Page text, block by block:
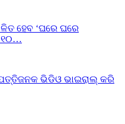
ହେବ ‘ଘରେ ଘରେ
୧୦…
ଭିଡିଓ ଭାଇରାଲ୍ କରି